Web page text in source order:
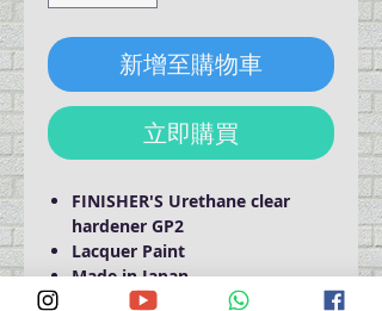
新增至購物車
立即購買
FINISHER'S Urethane clear
hardener GP2
Lacquer Paint
Made in Japan